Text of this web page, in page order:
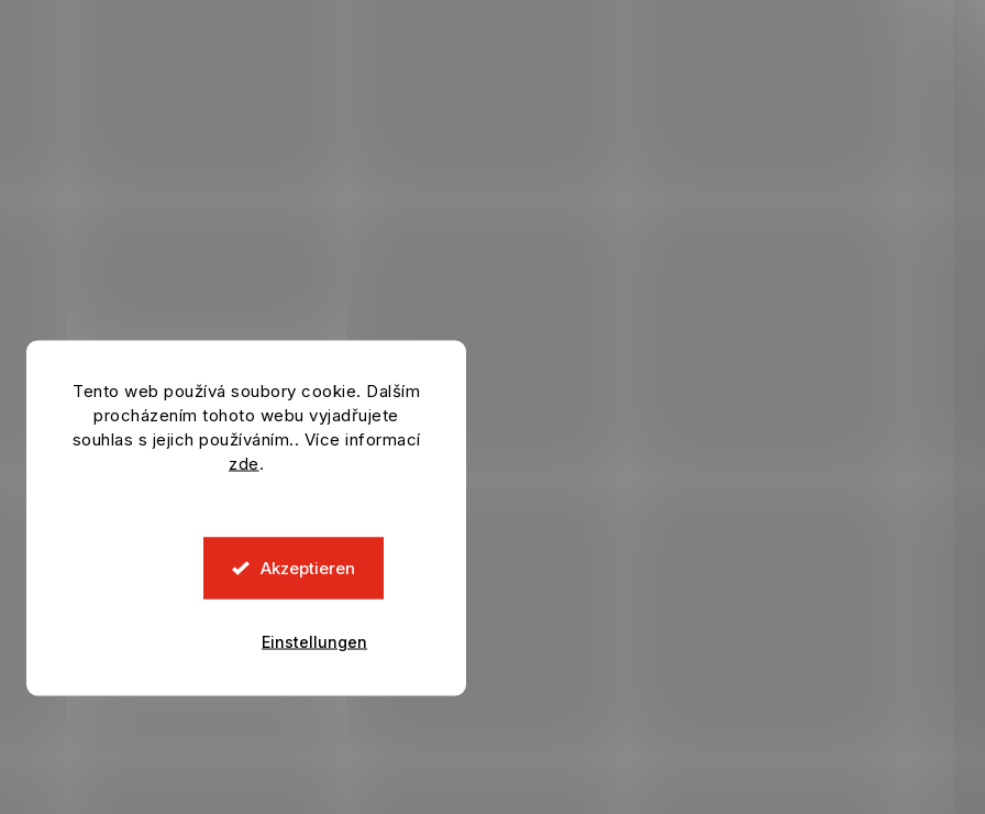
Tento web používá soubory cookie. Dalším
procházením tohoto webu vyjadřujete
souhlas s jejich používáním.. Více informací
zde.
Akzeptieren
Einstellungen